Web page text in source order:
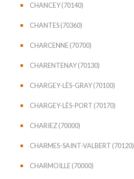
CHANCEY (70140)
CHANTES (70360)
CHARCENNE (70700)
CHARENTENAY (70130)
CHARGEY-LÈS-GRAY (70100)
CHARGEY-LÈS-PORT (70170)
CHARIEZ (70000)
CHARMES-SAINT-VALBERT (70120)
CHARMOILLE (70000)